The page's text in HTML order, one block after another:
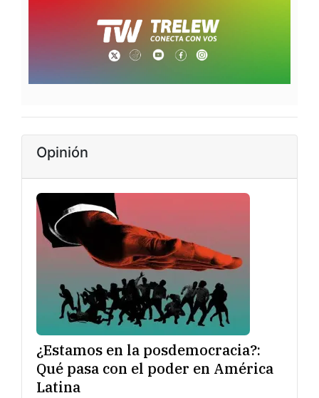
Opinión
¿Estamos en la posdemocracia?:
Qué pasa con el poder en América
Latina